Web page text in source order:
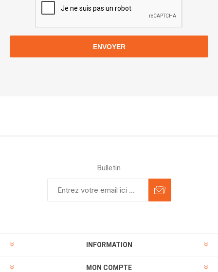
ENVOYER
Bulletin
INFORMATION
MON COMPTE